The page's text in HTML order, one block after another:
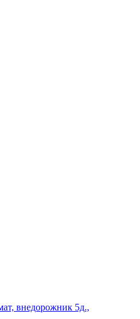
внедорожник 5д.,